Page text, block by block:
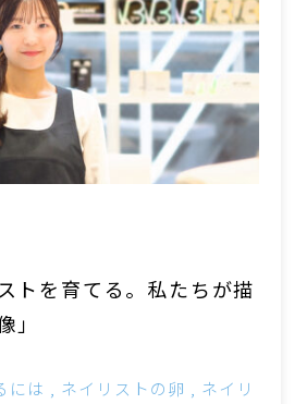
トを育てる。私たちが描
」
には ネイリストの卵
ネイリ